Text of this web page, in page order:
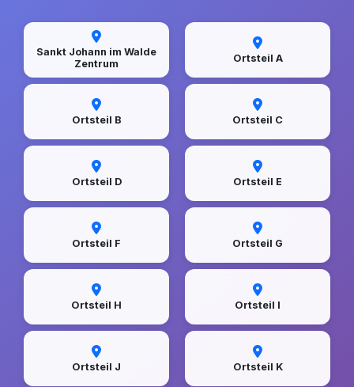
Sankt Johann im Walde
Zentrum
Ortsteil A
Ortsteil B Ortsteil C
Ortsteil D Ortsteil E
Ortsteil F Ortsteil G
Ortsteil H Ortsteil I
Ortsteil J Ortsteil K